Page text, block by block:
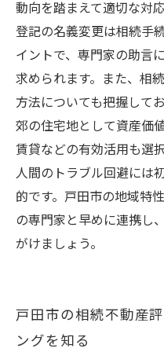
動向を踏まえて適切な対
登記の名義変更は相続手
イントで、専門家の助言
求められます。また、相
方法についても把握して
郊の住宅地として資産価
賃貸などの有効活用も選
人間のトラブル回避には
的です。戸田市の地域特
の専門家と早めに連携し
がけましょう。
戸田市の相続不動産
ングを知る